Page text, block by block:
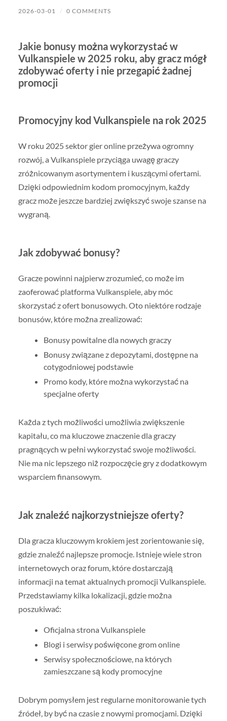
2026-03-01 / 0 COMMENTS
Jakie bonusy można wykorzystać w
Vulkanspiele w 2025 roku, aby gracz mógł
zdobywać oferty i nie przegapić żadnej
promocji
Promocyjny kod Vulkanspiele na rok 2025
W roku 2025 sektor gier online przeżywa ogromny
rozwój, a Vulkanspiele przyciąga uwagę graczy
zróżnicowanym asortymentem i kuszącymi ofertami.
Dzięki odpowiednim kodom promocyjnym, każdy
gracz może jeszcze bardziej zwiększyć swoje szanse na
wygraną.
Jak zdobywać bonusy?
Gracze powinni najpierw zrozumieć, co może im
zaoferować platforma Vulkanspiele, aby móc
skorzystać z ofert bonusowych. Oto niektóre rodzaje
bonusów, które można zrealizować:
Bonusy powitalne dla nowych graczy
Bonusy związane z depozytami, dostępne na
cotygodniowej podstawie
Promo kody, które można wykorzystać na
specjalne oferty
Każda z tych możliwości umożliwia zwiększenie
kapitału, co ma kluczowe znaczenie dla graczy
pragnących w pełni wykorzystać swoje możliwości.
Nie ma nic lepszego niż rozpoczęcie gry z dodatkowym
wsparciem finansowym.
Jak znaleźć najkorzystniejsze oferty?
Dla gracza kluczowym krokiem jest zorientowanie się,
gdzie znaleźć najlepsze promocje. Istnieje wiele stron
internetowych oraz forum, które dostarczają
informacji na temat aktualnych promocji Vulkanspiele.
Przedstawiamy kilka lokalizacji, gdzie można
poszukiwać:
Oficjalna strona Vulkanspiele
Blogi i serwisy poświęcone grom online
Serwisy społecznościowe, na których
zamieszczane są kody promocyjne
Dobrym pomysłem jest regularne monitorowanie tych
źródeł, by być na czasie z nowymi promocjami. Dzięki